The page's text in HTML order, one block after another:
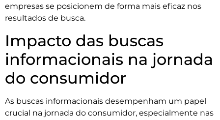
empresas se posicionem de forma mais eficaz nos
resultados de busca.
Impacto das buscas
informacionais na jornada
do consumidor
As buscas informacionais desempenham um papel
crucial na jornada do consumidor, especialmente nas